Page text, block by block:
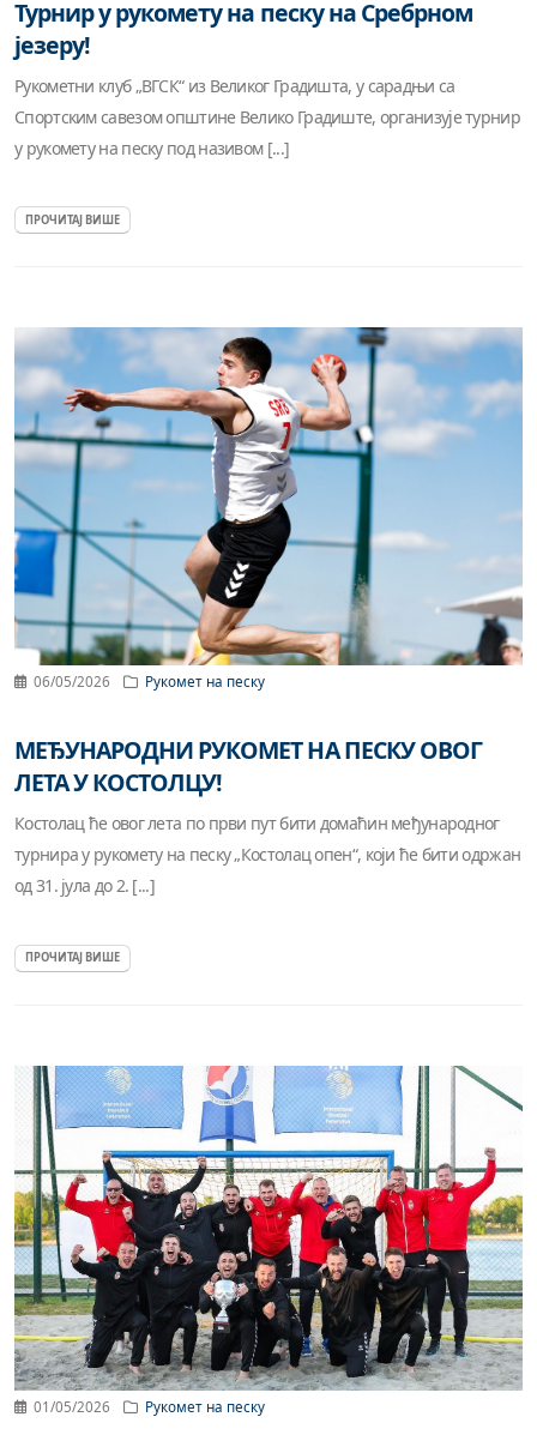
Турнир у рукомету на песку на Сребрном
језеру!
Рукометни клуб „ВГСК“ из Великог Градишта, у сарадњи са
Спортским савезом општине Велико Градиште, организује турнир
у рукомету на песку под називом [...]
ПРОЧИТАЈ ВИШЕ
06/05/2026 Рукомет на песку
МЕЂУНАРОДНИ РУКОМЕТ НА ПЕСКУ ОВОГ
ЛЕТА У КОСТОЛЦУ!
Костолац ће овог лета по први пут бити домаћин међународног
турнира у рукомету на песку „Костолац опен“, који ће бити одржан
од 31. јула до 2. [...]
ПРОЧИТАЈ ВИШЕ
01/05/2026 Рукомет на песку